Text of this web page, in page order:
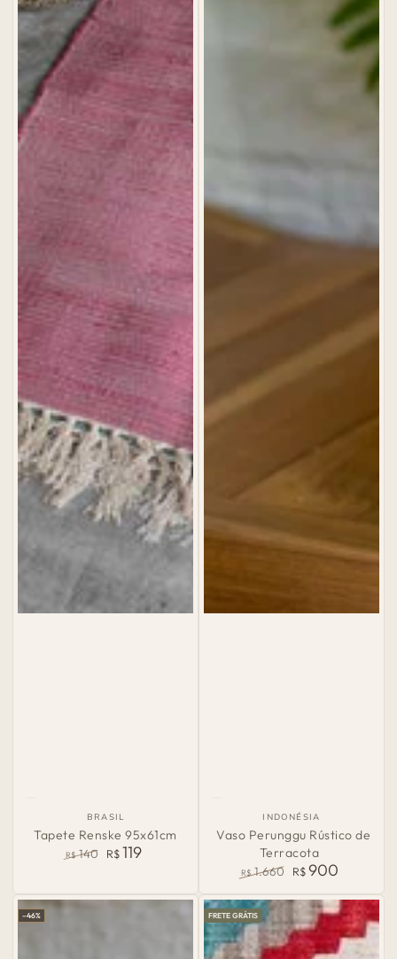
País
de
Origem:
BRASIL
Tapete Renske 95x61cm
R$ 140
venda
R$ 119
País
de
Origem:
INDONÉSIA
Vaso Perunggu Rústico de
Terracota
normal
R$ 1.660
de
venda
R$900
–46% FRETE GRÁTIS